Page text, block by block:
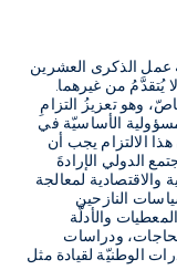
عمل الذكرى العشرين
يُتقدَّمُ من غيرهما.
وهو تعزيزُ التزامِ
الأساسيّة في
الالتزام يجب أن
الدولي الإرادةَ
والاقتصادية لمعالجة
النازحين
والأدلَّة
ودراسات
الوطنيّة لقيادة مثل